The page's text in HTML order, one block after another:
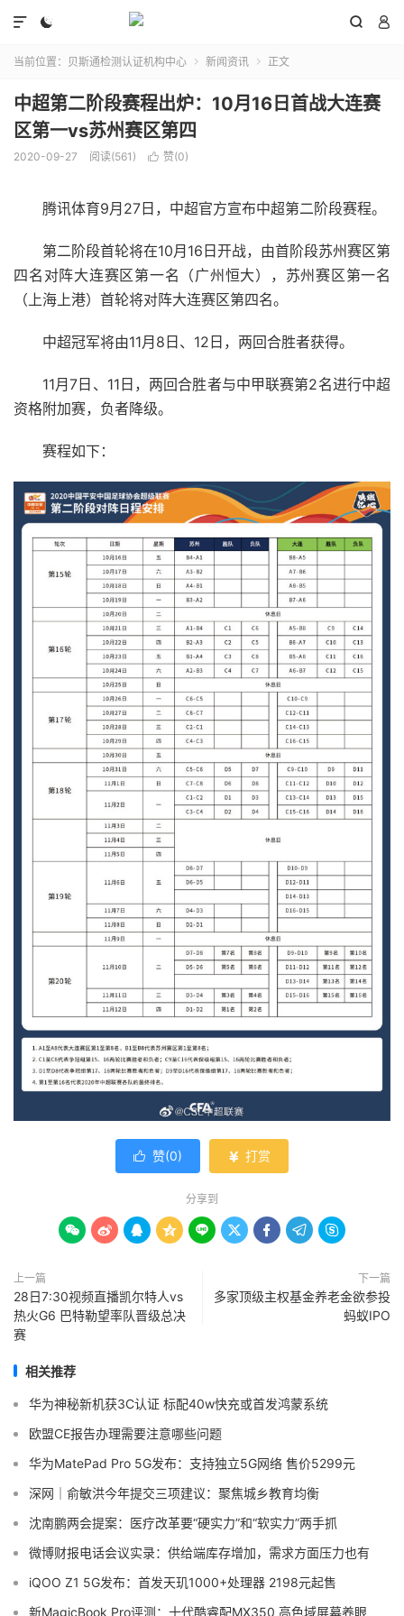
  

当前位置： 贝斯通检测认证机构中心  新闻资讯  正文
中超第二阶段赛程出炉：10月16日首战大连赛
区第一vs苏州赛区第四
2020-09-27 阅读(561)  赞(0)
腾讯体育9月27日，中超官方宣布中超第二阶段赛程。
第二阶段首轮将在10月16日开战，由首阶段苏州赛区第
四名对阵大连赛区第一名（广州恒大），苏州赛区第一名
（上海上港）首轮将对阵大连赛区第四名。
中超冠军将由11月8日、12日，两回合胜者获得。
11月7日、11日，两回合胜者与中甲联赛第2名进行中超
资格附加赛，负者降级。
赛程如下：
 赞(0)  打赏
分享到
        
上一篇
28日7:30视频直播凯尔特人vs
热火G6 巴特勒望率队晋级总决
赛
下一篇
多家顶级主权基金养老金欲参投
蚂蚁IPO
相关推荐
华为神秘新机获3C认证 标配40w快充或首发鸿蒙系统
欧盟CE报告办理需要注意哪些问题
华为MatePad Pro 5G发布：支持独立5G网络 售价5299元
深网｜俞敏洪今年提交三项建议：聚焦城乡教育均衡
沈南鹏两会提案：医疗改革要“硬实力”和“软实力”两手抓
微博财报电话会议实录：供给端库存增加，需求方面压力也有
iQOO Z1 5G发布：首发天玑1000+处理器 2198元起售
新MagicBook Pro评测：十代酷睿配MX350 高色域屏幕养眼